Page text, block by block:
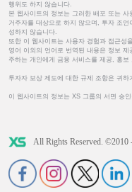
행위도 하지 않습니다.
본 웹사이트의 정보는 그러한 배포 또는
거주자를 대상으로 하지 않으며, 투자 조
성하지 않습니다.
또한 이 웹사이트는 사용자 경험과 접근성
영어 이외의 언어로 번역된 내용은 정보
주하는 개인에게 금융 서비스를 제공, 홍
투자자 보상 제도에 대한 규제 조항은 귀
이 웹사이트의 정보는 XS 그룹의 서면 승
All Rights Reserved. ©2010